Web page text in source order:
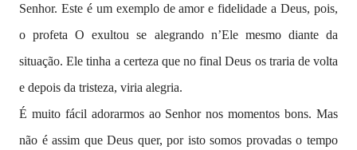
Senhor. Este é um exemplo de amor e fidelidade a Deus, pois,
o profeta O exultou se alegrando n’Ele mesmo diante da
situação. Ele tinha a certeza que no final Deus os traria de volta
e depois da tristeza, viria alegria.
É muito fácil adorarmos ao Senhor nos momentos bons. Mas
não é assim que Deus quer, por isto somos provadas o tempo